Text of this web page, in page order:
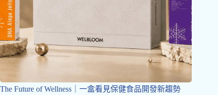
The Future of Wellness｜一盒看見保健食品開發新趨勢